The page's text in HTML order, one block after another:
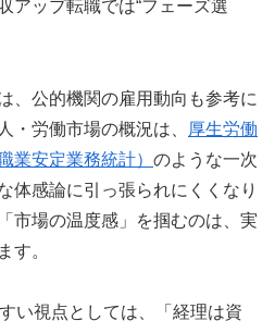
アップ転職では“フェーズ選
、公的機関の雇用動向も参考に
・労働市場の概況は、
厚生労働
業安定業務統計） のような一次
体感論に引っ張られにくくなり
市場の温度感」を掴むのは、実
す。
い視点としては、「経理は資